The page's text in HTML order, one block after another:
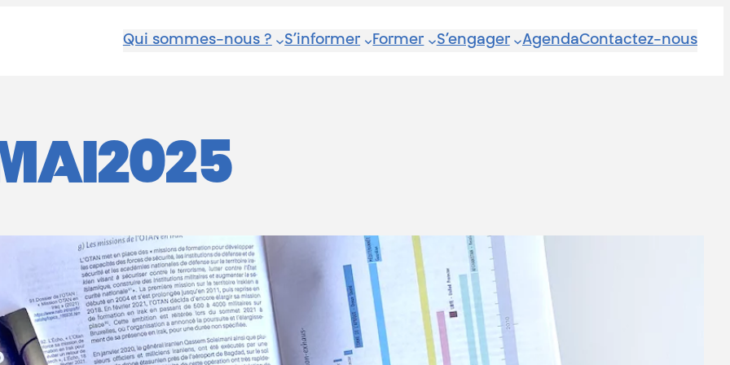
Qui sommes-nous ? S’informer Former S’engager AgendaContactez-nous